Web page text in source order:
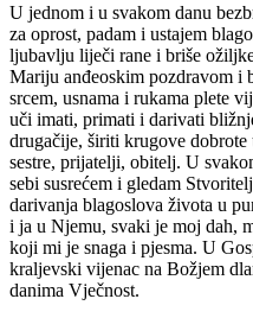
U jednom i u svakom danu
za oprost, padam i ustajem
ljubavlju liječi rane i briše
Mariju anđeoskim pozdravom i
srcem, usnama i rukama plete
uči imati, primati i darivati
drugačije, širiti krugove
sestre, prijatelji, obitelj. U
sebi susrećem i gledam
darivanja blagoslova života u
i ja u Njemu, svaki je moj dah,
koji mi je snaga i pjesma. U
kraljevski vijenac na Božjem
danima Vječnost.